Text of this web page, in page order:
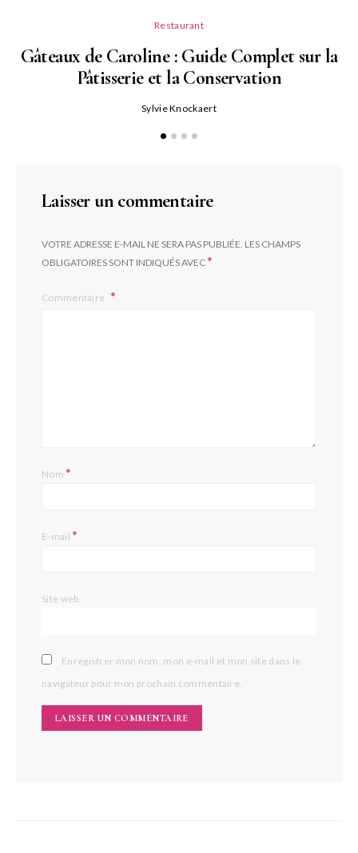
Restaurant
Gâteaux de Caroline : Guide Complet sur la
Pâtisserie et la Conservation
Sylvie Knockaert
Laisser un commentaire
VOTRE ADRESSE E-MAIL NE SERA PAS PUBLIÉE. LES CHAMPS
OBLIGATOIRES SONT INDIQUÉS AVEC*
Commentaire
Nom*
E-mail*
Site web
Enregistrer mon nom, mon e-mail et mon site dans le
navigateur pour mon prochain commentaire.